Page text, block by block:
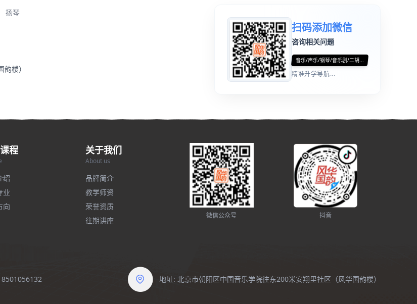
扬琴
楼）
扫码添加微信
咨询相关问题
音乐/声乐/钢琴/音乐剧/二胡...
精准升学导航...
程
绍
业
向
关于我们
About us
品牌简介
教学师资
荣誉资质
往期讲座
微信公众号 抖音
地址: 北京市朝阳区中国音乐学院往东200米安翔里社区（风华国韵楼）